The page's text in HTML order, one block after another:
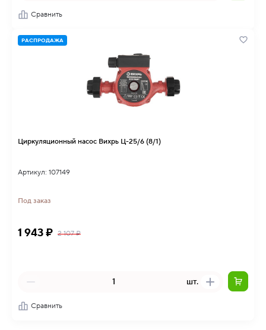
Сравнить
РАСПРОДАЖА
Циркуляционный насос Вихрь Ц-25/6 (8/1)
Артикул: 107149
Под заказ
1 943 ₽ 2 107 ₽
шт.
Сравнить